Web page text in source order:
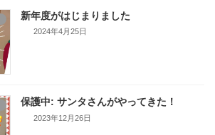
新年度がはじまりました
2024年4月25日
保護中: サンタさんがやってきた！
2023年12月26日